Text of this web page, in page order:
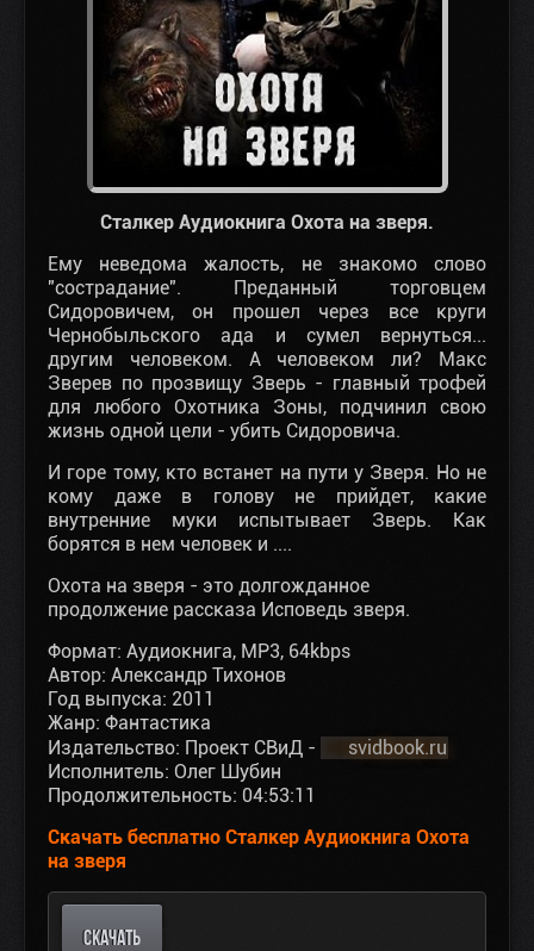
Сталкер Аудиокнига Охота на зверя.
Ему неведома жалость, не знакомо слово
"сострадание". Преданный торговцем
Сидоровичем, он прошел через все круги
Чернобыльского ада и сумел вернуться...
другим человеком. А человеком ли? Макс
Зверев по прозвищу Зверь - главный трофей
для любого Охотника Зоны, подчинил свою
жизнь одной цели - убить Сидоровича.
И горе тому, кто встанет на пути у Зверя. Но не
кому даже в голову не прийдет, какие
внутренние муки испытывает Зверь. Как
борятся в нем человек и ....
Охота на зверя - это долгожданное
продолжение рассказа Исповедь зверя.
Формат: Аудиокнига, MP3, 64kbps
Автор: Александр Тихонов
Год выпуска: 2011
Жанр: Фантастика
Издательство: Проект СВиД -
svidbook.ru
Исполнитель: Олег Шубин
Продолжительность: 04:53:11
Скачать бесплатно Сталкер Аудиокнига Охота
на зверя
СКАЧАТЬ